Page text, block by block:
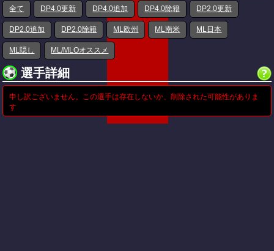
全て DP4.0更新 DP4.0追加 DP4.0除籍 DP2.0更新
DP2.0追加 DP2.0除籍 ML欧州 ML南米 ML日本
ML隠し ML/MLOオススメ
選手詳細
申し訳ございません。この選手は存在しないか、削除された可能性がありま
す